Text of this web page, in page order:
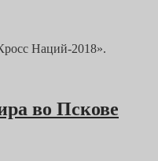
Наций-2018».
во Пскове